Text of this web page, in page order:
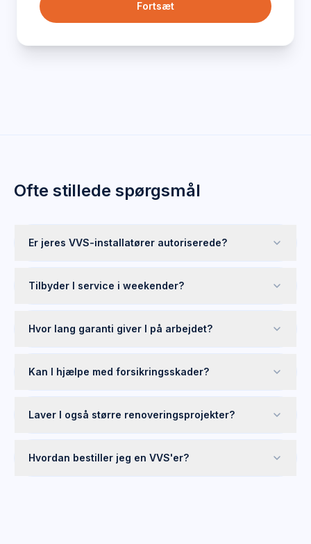
Fortsæt
Ofte stillede spørgsmål
Er jeres VVS-installatører autoriserede?
Tilbyder I service i weekender?
Hvor lang garanti giver I på arbejdet?
Kan I hjælpe med forsikringsskader?
Laver I også større renoveringsprojekter?
Hvordan bestiller jeg en VVS'er?